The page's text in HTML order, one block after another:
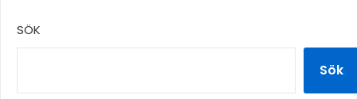
SÖK
Sök